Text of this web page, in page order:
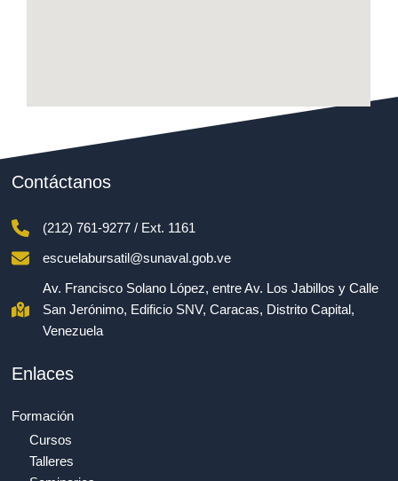
Contáctanos
(212) 761-9277 / Ext. 1161
escuelabursatil@sunaval.gob.ve
Av. Francisco Solano López, entre Av. Los Jabillos y Calle
San Jerónimo, Edificio SNV, Caracas, Distrito Capital,
Venezuela
Enlaces
Formación
Cursos
Talleres